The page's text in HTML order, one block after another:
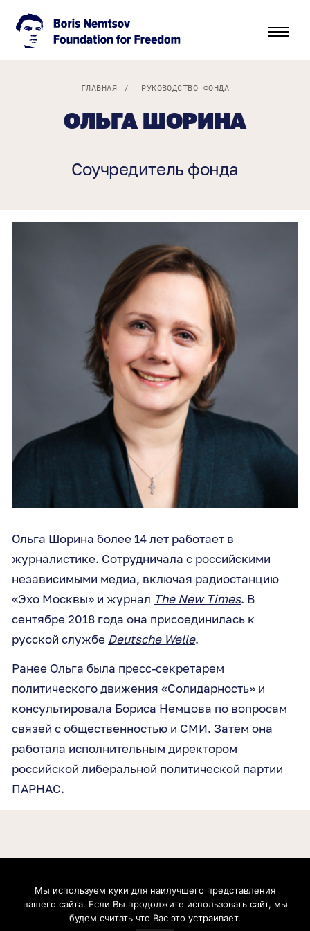
ГЛАВНАЯ / РУКОВОДСТВО ФОНДА
ОЛЬГА ШОРИНА
Соучредитель фонда
Ольга Шорина более 14 лет работает в
журналистике. Сотрудничала с российскими
независимыми медиа, включая радиостанцию
«Эхо Москвы» и журнал The New Times. В
сентябре 2018 года она присоединилась к
русской службе Deutsche Welle.
Ранее Ольга была пресс-секретарем
политического движения «Солидарность» и
консультировала Бориса Немцова по вопросам
связей с общественностью и СМИ. Затем она
работала исполнительным директором
российской либеральной политической партии
ПАРНАС.
Boris Nemtsov Foundation for Freedom gGmbH. Postfach 20 09 37, 53139, Bonn, Germany.
Geschäftsführer: Zhanna Nemtsova, Anna Cherednichenko. Handelsregister: Amtsgericht
Bonn (Bonn Local Court). Registernummer: HRB 21991. Umsatzsteuer-Identifikationsnummer:
DE304695069. Inhaltlich verantwortlich: Zhanna Nemtsova, Anna Cherednichenko
Мы используем куки для наилучшего представления
нашего сайта. Если Вы продолжите использовать сайт, мы
будем считать что Вас это устраивает.